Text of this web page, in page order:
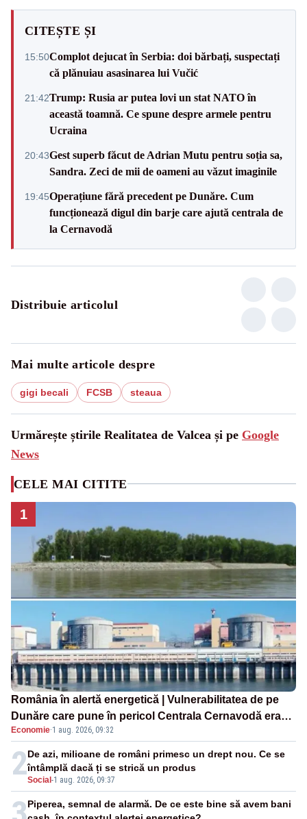
CITEȘTE ȘI
15:50Complot dejucat în Serbia: doi bărbați, suspectați
că plănuiau asasinarea lui Vučić
21:42Trump: Rusia ar putea lovi un stat NATO în
această toamnă. Ce spune despre armele pentru
Ucraina
20:43Gest superb făcut de Adrian Mutu pentru soția sa,
Sandra. Zeci de mii de oameni au văzut imaginile
19:45Operațiune fără precedent pe Dunăre. Cum
funcționează digul din barje care ajută centrala de
la Cernavodă
Distribuie articolul
Mai multe articole despre
gigi becali FCSB steaua
Urmărește știrile Realitatea de Valcea și pe Google
News
CELE MAI CITITE
1
România în alertă energetică | Vulnerabilitatea de pe
Dunăre care pune în pericol Centrala Cernavodă era
cunoscută de pe vremea lui Ceaușescu
Economie·1 aug. 2026, 09:32
2Social -1 aug. 2026, 09:37
De azi, milioane de români primesc un drept nou. Ce se
întâmplă dacă ți se strică un produs
Piperea, semnal de alarmă. De ce este bine să avem bani